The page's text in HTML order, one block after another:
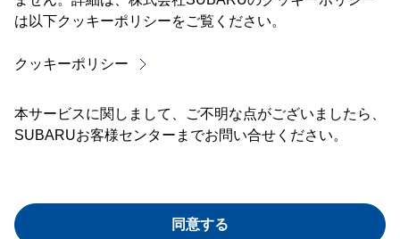
は以下クッキーポリシーをご覧ください。
クッキーポリシー
本サービスに関しまして、ご不明な点がございましたら、
SUBARUお客様センターまでお問い合せください。
同意する